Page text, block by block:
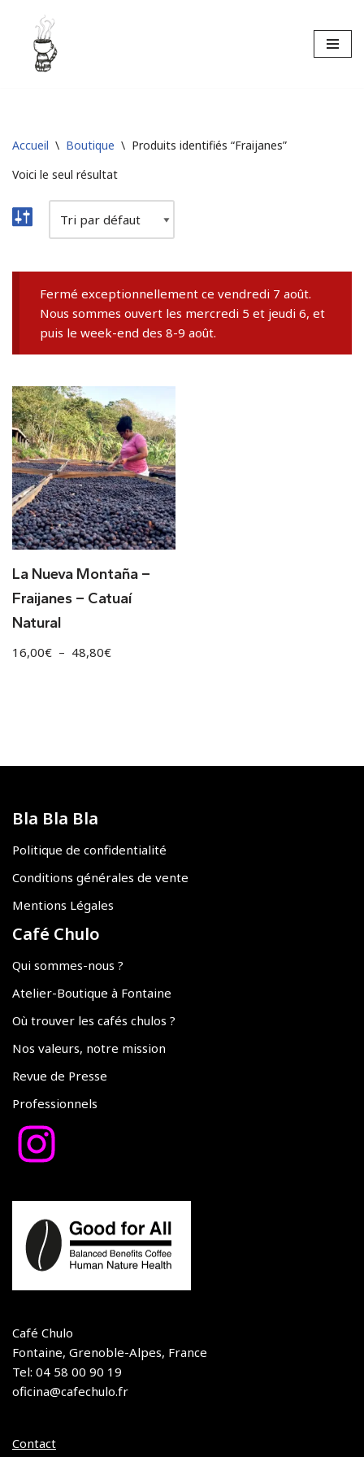
Aller
Accueil \ Boutique \ Produits identifiés “Fraijanes”
Voici le seul résultat
Fermé exceptionnellement ce vendredi 7 août.
Nous sommes ouvert les mercredi 5 et jeudi 6, et
puis le week-end des 8-9 août.
La Nueva Montaña –
Fraijanes – Catuaí
Natural
16,00€ – 48,80€
Bla Bla Bla
Politique de confidentialité
Conditions générales de vente
Mentions Légales
Café Chulo
Qui sommes-nous ?
Atelier-Boutique à Fontaine
Où trouver les cafés chulos ?
Nos valeurs, notre mission
Revue de Presse
Professionnels
Café Chulo
Fontaine, Grenoble-Alpes, France
Tel: 04 58 00 90 19
oficina@cafechulo.fr
Contact